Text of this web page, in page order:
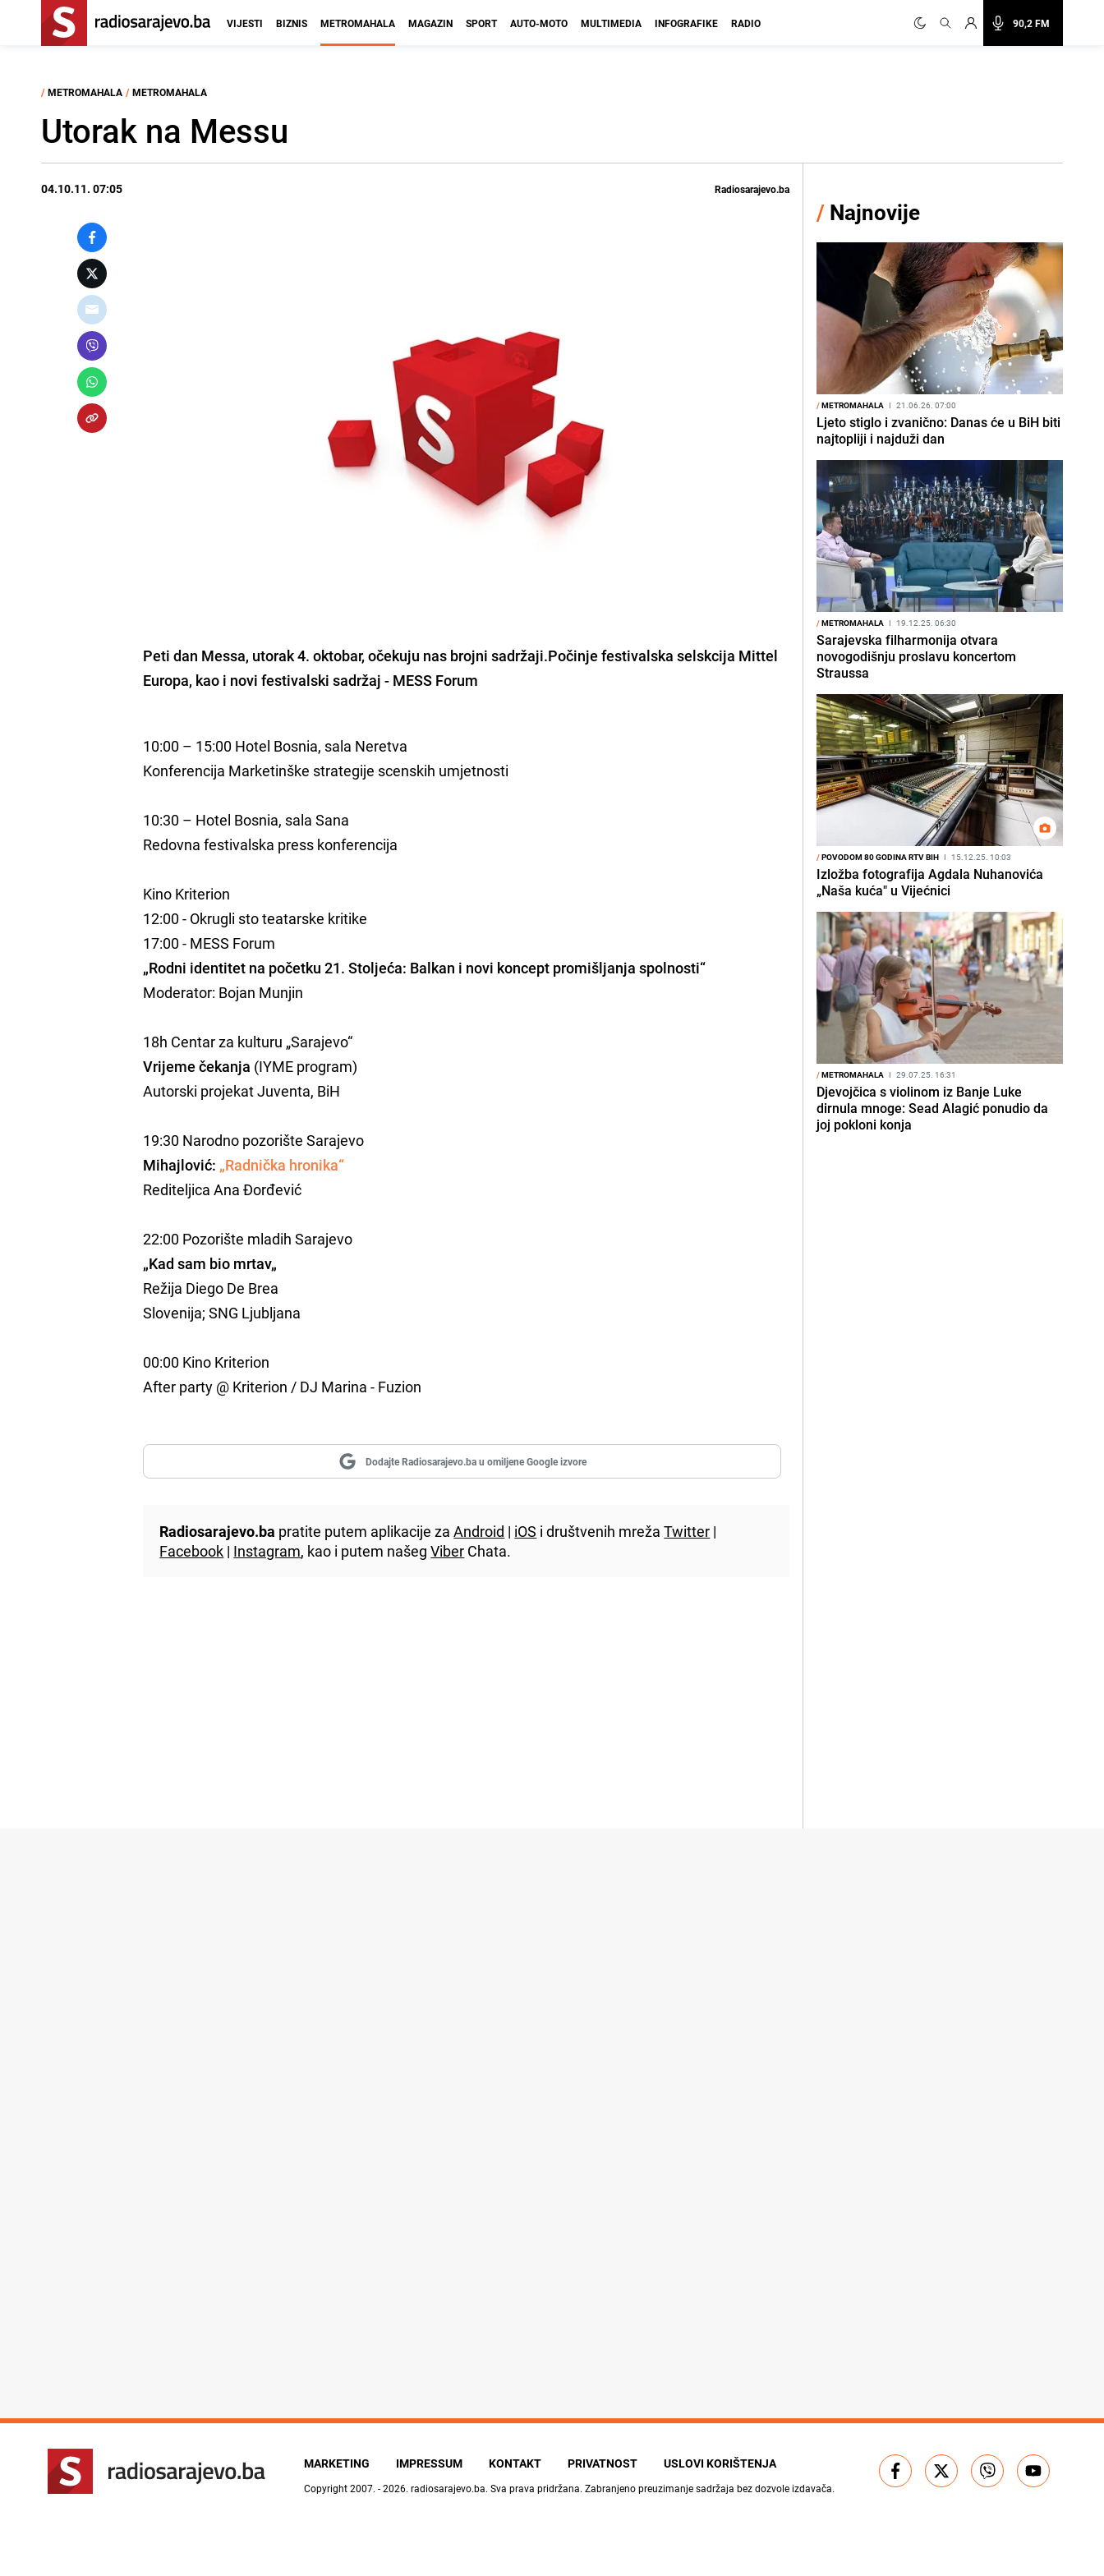
90,2 FM
VIJESTI BIZNIS METROMAHALA MAGAZIN SPORT AUTO-MOTO MULTIMEDIA INFOGRAFIKE RADIO
/ METROMAHALA / METROMAHALA
Utorak na Messu
04.10.11. 07:05 Radiosarajevo.ba
Peti dan Messa, utorak 4. oktobar, očekuju nas brojni sadržaji.Počinje festivalska selskcija Mittel
Europa, kao i novi festivalski sadržaj - MESS Forum
10:00 – 15:00 Hotel Bosnia, sala Neretva
Konferencija Marketinške strategije scenskih umjetnosti
10:30 – Hotel Bosnia, sala Sana
Redovna festivalska press konferencija
Kino Kriterion
12:00 - Okrugli sto teatarske kritike
17:00 - MESS Forum
„Rodni identitet na početku 21. Stoljeća: Balkan i novi koncept promišljanja spolnosti“
Moderator: Bojan Munjin
18h Centar za kulturu „Sarajevo“
Vrijeme čekanja (IYME program)
Autorski projekat Juventa, BiH
19:30 Narodno pozorište Sarajevo
Mihajlović: „Radnička hronika“
Rediteljica Ana Đorđević
22:00 Pozorište mladih Sarajevo
„Kad sam bio mrtav„
Režija Diego De Brea
Slovenija; SNG Ljubljana
00:00 Kino Kriterion
After party @ Kriterion / DJ Marina - Fuzion
Dodajte Radiosarajevo.ba u omiljene Google izvore
Radiosarajevo.ba pratite putem aplikacije zaAndroid | iOS i društvenih mrežaTwitter |
Facebook | Instagram, kao i putem našegViber Chata.
/ Najnovije
/METROMAHALA I 21.06.26. 07:00
Ljeto stiglo i zvanično: Danas će u BiH biti
najtopliji i najduži dan
/METROMAHALA I 19.12.25. 06:30
Sarajevska filharmonija otvara
novogodišnju proslavu koncertom
Straussa
/POVODOM 80 GODINA RTV BIH I 15.12.25. 10:03
Izložba fotografija Agdala Nuhanovića
„Naša kuća" u Vijećnici
/METROMAHALA I 29.07.25. 16:31
Djevojčica s violinom iz Banje Luke
dirnula mnoge: Sead Alagić ponudio da
joj pokloni konja
MARKETING IMPRESSUM KONTAKT PRIVATNOST USLOVI KORIŠTENJA
Copyright 2007. - 2026. radiosarajevo.ba. Sva prava pridržana. Zabranjeno preuzimanje sadržaja bez dozvole izdavača.